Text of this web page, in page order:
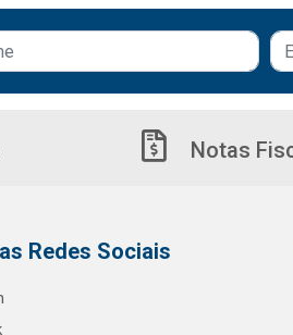
Notas
Redes Sociais